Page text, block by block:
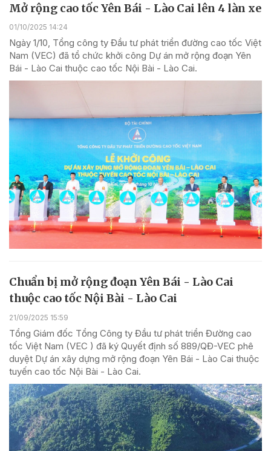
Mở rộng cao tốc Yên Bái - Lào Cai lên 4 làn xe
01/10/2025 14:24
Ngày 1/10, Tổng công ty Đầu tư phát triển đường cao tốc Việt
Nam (VEC) đã tổ chức khởi công Dự án mở rộng đoạn Yên
Bái - Lào Cai thuộc cao tốc Nội Bài - Lào Cai.
Chuẩn bị mở rộng đoạn Yên Bái - Lào Cai
thuộc cao tốc Nội Bài - Lào Cai
21/09/2025 15:59
Tổng Giám đốc Tổng Công ty Đầu tư phát triển Đường cao
tốc Việt Nam (VEC ) đã ký Quyết định số 889/QĐ-VEC phê
duyệt Dự án xây dựng mở rộng đoạn Yên Bái - Lào Cai thuộc
tuyến cao tốc Nội Bài - Lào Cai.